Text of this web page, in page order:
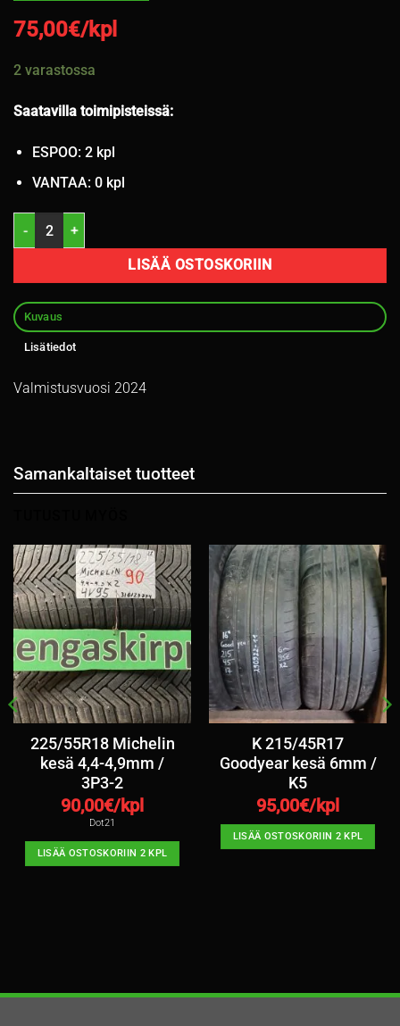
75,00€/kpl
2 varastossa
Saatavilla toimipisteissä:
ESPOO: 2 kpl
VANTAA: 0 kpl
255/45R19 Continental SportContact 7 104V kesä 5mm / 6-26 määrä
LISÄÄ OSTOSKORIIN
Kuvaus
Lisätiedot
Valmistusvuosi 2024
Samankaltaiset tuotteet
225/55R18 Michelin
kesä 4,4-4,9mm /
3P3-2
90,00€/kpl
Dot21
LISÄÄ OSTOSKORIIN 2 KPL
K 215/45R17
Goodyear kesä 6mm /
K5
95,00€/kpl
LISÄÄ OSTOSKORIIN 2 KPL